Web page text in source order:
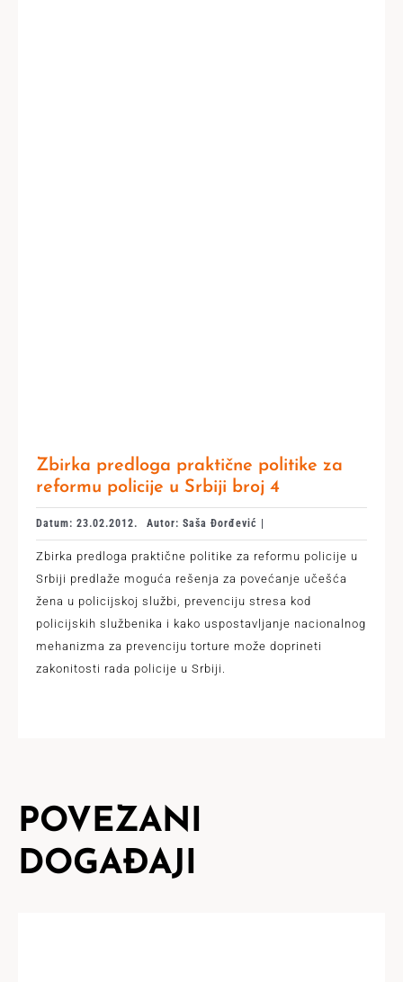
Zbirka predloga praktične politike za
reformu policije u Srbiji broj 4
Datum: 23.02.2012. Autor: Saša Đorđević |
Zbirka predloga praktične politike za reformu policije u
Srbiji predlaže moguća rešenja za povećanje učešća
žena u policijskoj službi, prevenciju stresa kod
policijskih službenika i kako uspostavljanje nacionalnog
mehanizma za prevenciju torture može doprineti
zakonitosti rada policije u Srbiji.
POVEZANI
DOGAĐAJI